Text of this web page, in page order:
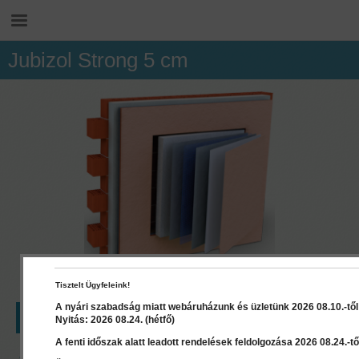
Jubizol Strong 5 cm
LEÍRÁS RÉSZLETEK
Tisztelt Ügyfeleink!
A nyári szabadság miatt webáruházunk és üzletünk 2026 08.10.-
Nyitás: 2026 08.24. (hétfő)
A fenti időszak alatt leadott rendelések feldolgozása 2026 08.24.-